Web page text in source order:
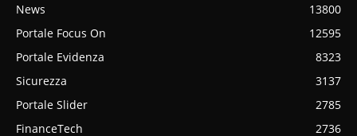
News
13800
Portale Focus On
12595
Portale Evidenza
8323
Sicurezza
3137
Portale Slider
2785
FinanceTech
2736